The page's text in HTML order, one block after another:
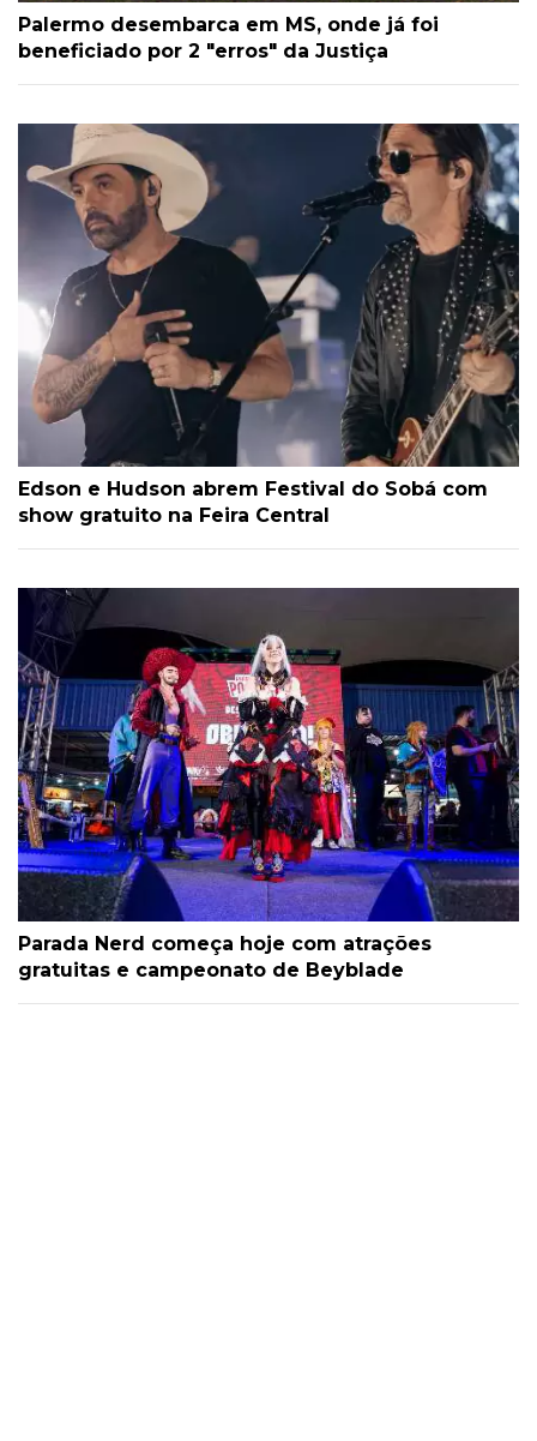
Palermo desembarca em MS, onde já foi
beneficiado por 2 "erros" da Justiça
Edson e Hudson abrem Festival do Sobá com
show gratuito na Feira Central
Parada Nerd começa hoje com atrações
gratuitas e campeonato de Beyblade